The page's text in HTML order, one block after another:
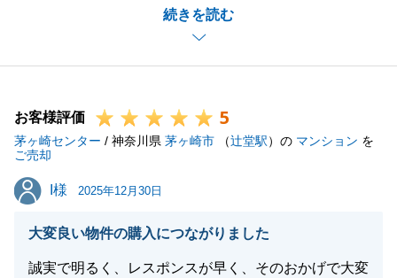
続きを読む
とができて良かったです。
リフォーム工事を終えられましたら、是非ご挨拶にお
伺いさせてください。
連絡頂戴できますと幸いです。
今後ともよろしくお願いいたします。
お客様評価 5
茅ヶ崎センター / 神奈川県 茅ヶ崎市 （辻堂駅）の マンション を
ご売却
I様
I様 2025年12月30日
大変良い物件の購入につながりました
誠実で明るく、レスポンスが早く、そのおかげで大変